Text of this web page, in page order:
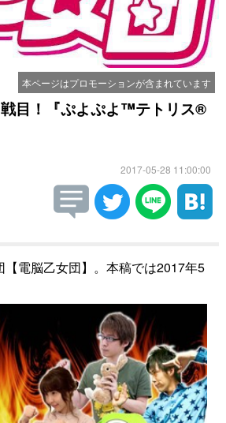
本ページはプロモーションが含まれています
戦目！『ぷよぷよ™テトリス®
2017-05-28 11:00:00
電脳乙女団】。本稿では2017年5